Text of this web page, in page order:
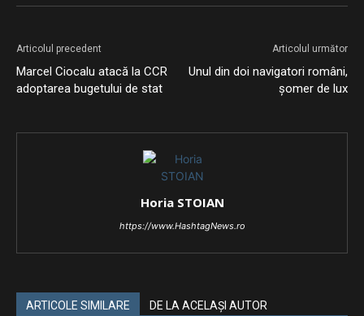
Articolul precedent
Marcel Ciocalu atacă la CCR
adoptarea bugetului de stat
Articolul următor
Unul din doi navigatori români,
șomer de lux
Horia STOIAN
https://www.HashtagNews.ro
ARTICOLE SIMILARE DE LA ACELAȘI AUTOR